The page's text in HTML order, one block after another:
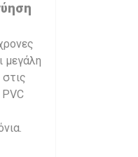
μεγάλη